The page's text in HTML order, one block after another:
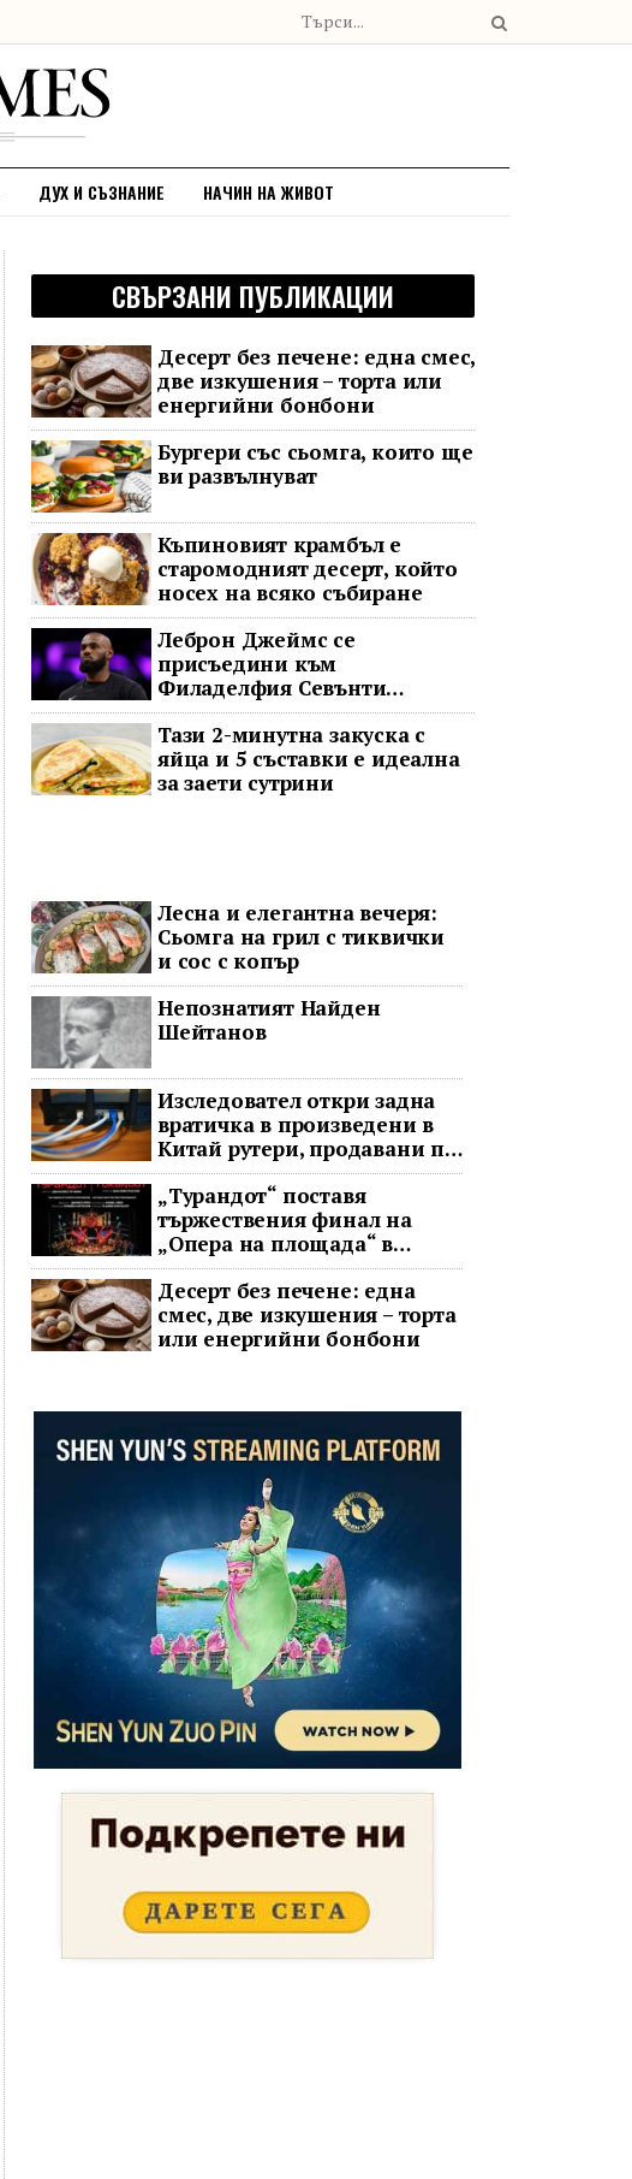
ДУХ И СЪЗНАНИЕ НАЧИН НА ЖИВОТ
СВЪРЗАНИ ПУБЛИКАЦИИ
Десерт без печене: една смес,
две изкушения – торта или
енергийни бонбони
Бургери със сьомга, които ще
ви развълнуват
Къпиновият крамбъл е
старомодният десерт, който
носех на всяко събиране
Леброн Джеймс се
присъедини към
Филаделфия Севънти
Сиксърс с 2-годишен договор
за 8 милиона долара
Тази 2-минутна закуска с
яйца и 5 съставки е идеална
за заети сутрини
Лесна и елегантна вечеря:
Сьомга на грил с тиквички
и сос с копър
Непознатият Найден
Шейтанов
Изследовател откри задна
вратичка в произведени в
Китай рутери, продавани по
целия свят
„Турандот“ поставя
тържествения финал на
„Опера на площада“ в
София
Десерт без печене: една
смес, две изкушения – торта
или енергийни бонбони